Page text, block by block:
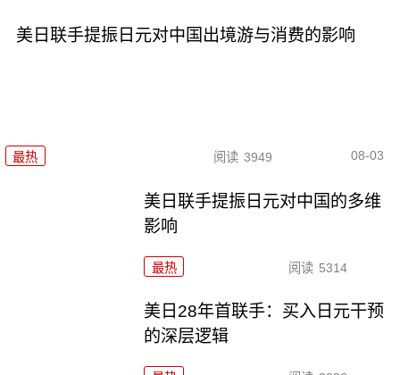
美日联手提振日元对中国出境游与消费的影响
最热 阅读 3949 08-03
美日联手提振日元对中国的多维
影响
最热 阅读 5314
美日28年首联手：买入日元干预
的深层逻辑